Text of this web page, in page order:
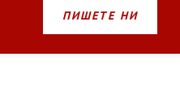
ПИШЕТЕ НИ